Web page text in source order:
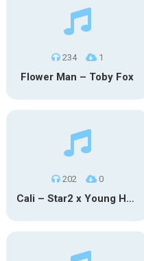
234 1
Flower Man – Toby Fox
202 0
Cali – Star2 x Young Henny